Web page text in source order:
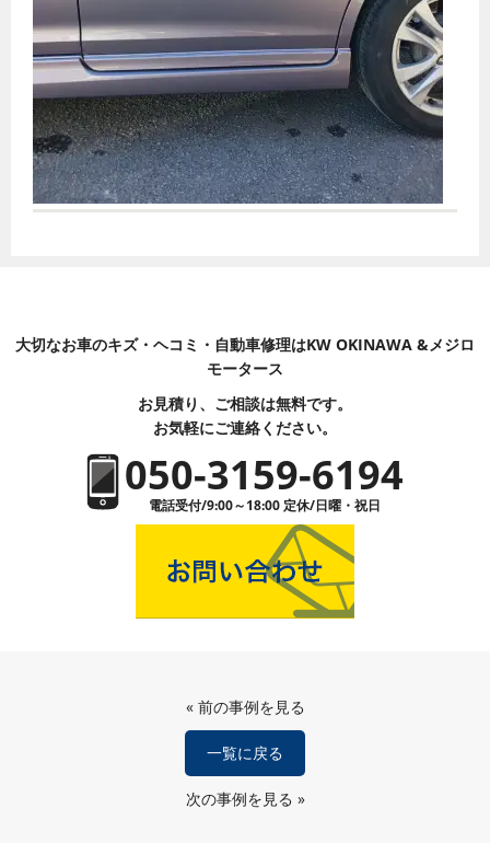
大切なお車のキズ・ヘコミ・自動車修理はKW OKINAWA &メジロ
モータース
お見積り、ご相談は無料です。
お気軽にご連絡ください。
050-3159-6194
電話受付/9:00～18:00 定休/日曜・祝日
« 前の事例を見る
一覧に戻る
次の事例を見る »